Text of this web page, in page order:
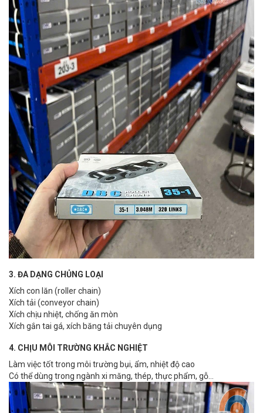
3. ĐA DẠNG CHỦNG LOẠI
Xích con lăn (roller chain)
Xích tải (conveyor chain)
Xích chịu nhiệt, chống ăn mòn
Xích gắn tai gá, xích băng tải chuyên dụng
4. CHỊU MÔI TRƯỜNG KHẮC NGHIỆT
Làm việc tốt trong môi trường bụi, ẩm, nhiệt độ cao
Có thể dùng trong ngành xi măng, thép, thực phẩm, gỗ…